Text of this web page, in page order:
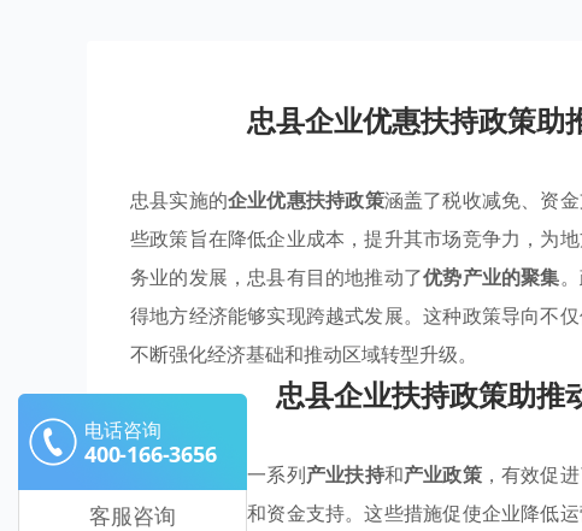
忠县企业优惠扶持政策助
忠县实施的企业优惠扶持政策涵盖了税收减免、资
些政策旨在降低企业成本，提升其市场竞争力，为
务业的发展，忠县有目的地推动了优势产业的聚集
得地方经济能够实现跨越式发展。这种政策导向不
不断强化经济基础和推动区域转型升级。
忠县企业扶持政策助推
忠县通过实施一系列产业扶持和产业政策，有效促
提供税收减免和资金支持。这些措施促使企业降低
电话咨询
400-166-3656
客服咨询